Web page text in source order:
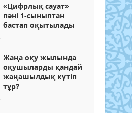
«Цифрлық сауат»
пәні 1-сыныптан
бастап оқытылады
Жаңа оқу жылында
оқушыларды қандай
жаңашылдық күтіп
тұр?